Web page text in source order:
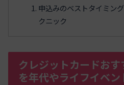
申込みのベストタイミン
クニック
クレジットカードお
を年代やライフイベ